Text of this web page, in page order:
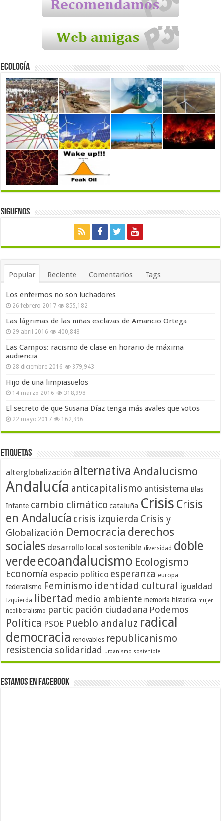
Ecología
Siguenos
Popular Reciente Comentarios Tags
Los enfermos no son luchadores
26 febrero 2017 855,182
Las lágrimas de las niñas esclavas de Amancio Ortega
29 abril 2016 400,848
Las Campos: racismo de clase en horario de máxima
audiencia
28 diciembre 2016 379,943
Hijo de una limpiasuelos
14 marzo 2016 318,998
El secreto de que Susana Díaz tenga más avales que votos
22 mayo 2017 162,896
Etiquetas
alterglobalización alternativa Andalucismo
Andalucía anticapitalismo antisistema Blas
Infante cambio climático cataluña Crisis Crisis
en Andalucía crisis izquierda Crisis y
Globalización Democracia derechos
sociales desarrollo local sostenible diversidad doble
verdeecoandalucismo Ecologismo
Economía espacio político esperanza europa
federalismo Feminismo identidad cultural igualdad
Izquierda libertad medio ambiente memoria histórica mujer
neoliberalismo participación ciudadana Podemos
Política PSOE Pueblo andaluz radical
democracia renovables republicanismo
resistencia solidaridad urbanismo sostenible
Estamos en Facebook